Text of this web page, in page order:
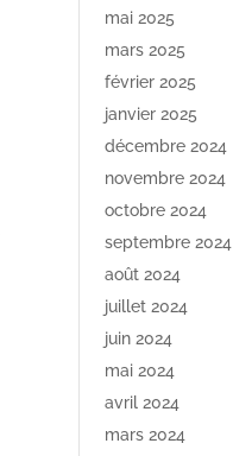
mai 2025
mars 2025
février 2025
janvier 2025
décembre 2024
novembre 2024
octobre 2024
septembre 2024
août 2024
juillet 2024
juin 2024
mai 2024
avril 2024
mars 2024